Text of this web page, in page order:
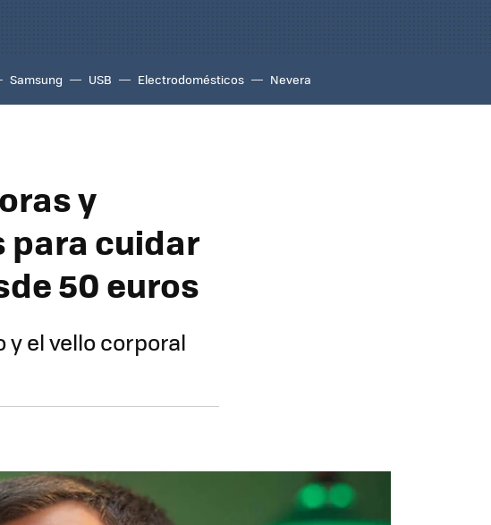
Samsung USB Electrodomésticos Nevera
y
para cuidar
50 euros
y el vello corporal